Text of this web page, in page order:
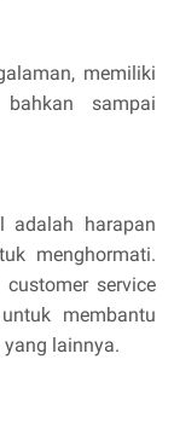
memiliki
sampai
adalah harapan
menghormati.
service
membantu
lainnya.